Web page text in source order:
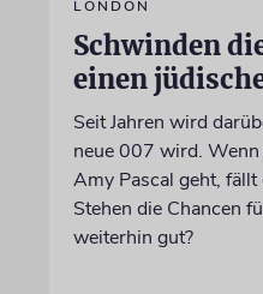
LONDON
Schwinden
einen
Seit Jahren wird
neue 007 wird.
Amy Pascal geht,
Stehen die Chancen
weiterhin gut?